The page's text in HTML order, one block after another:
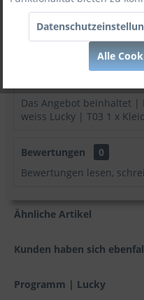
Artikel-Nr:
2006
Das Angebot beinhaltet |
weiss Lucky | T03 1 x
Bewertungen
0
Bewertungen lesen,
Ähnliche Artikel
Kunden haben sich
Programm | Lucky
Alle